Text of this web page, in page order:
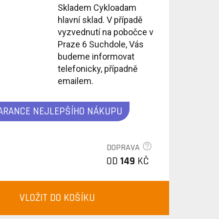
Skladem Cykloadam
hlavní sklad. V případě
vyzvednutí na pobočce v
Praze 6 Suchdole, Vás
budeme informovat
telefonicky, případně
emailem.
NEJLEPŠÍHO NÁKUPU
DOPRAVA
OD 149 KČ
VLOŽIT DO KOŠÍKU